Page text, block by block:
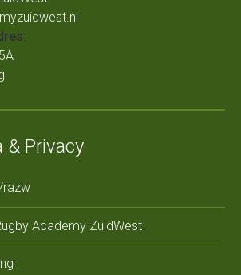
& Privacy
Academy ZuidWest